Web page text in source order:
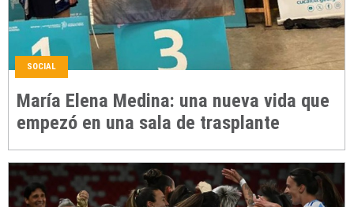
SOCIAL
María Elena Medina: una nueva vida que
empezó en una sala de trasplante